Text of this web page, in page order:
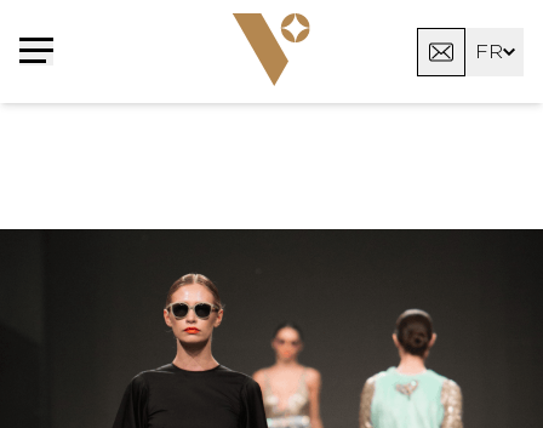
FR
EN
Panneau de gestion des cookies